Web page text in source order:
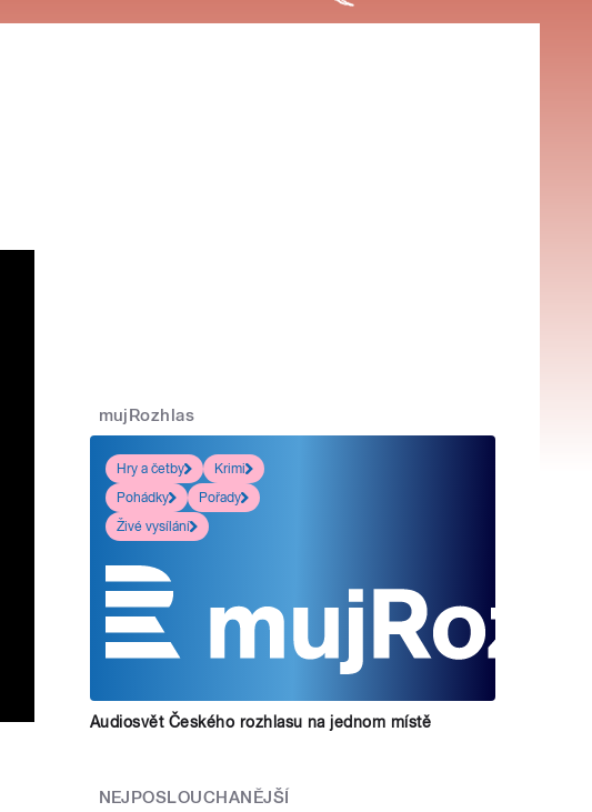
mujRozhlas
Hry a četby
Krimi
Pohádky
Pořady
Živé vysílání
Audiosvět Českého rozhlasu na jednom místě
NEJPOSLOUCHANĚJŠÍ